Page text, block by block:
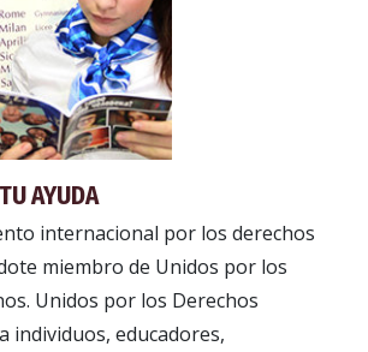
AYUDA
internacional por los derechos
miembro de Unidos por los
Unidos por los Derechos
individuos, educadores,